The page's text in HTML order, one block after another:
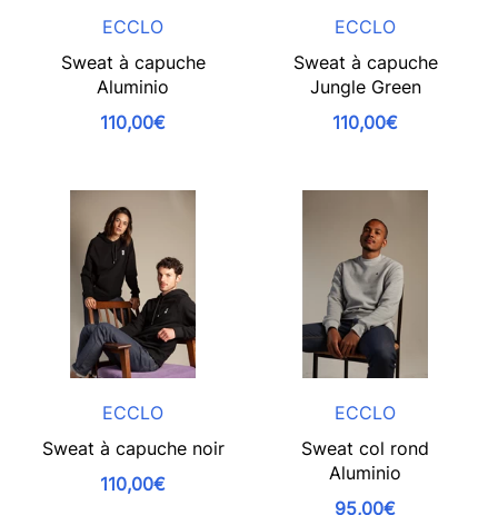
ECCLO
Sweat à capuche
Aluminio
110,00€
ECCLO
Sweat à capuche
Jungle Green
110,00€
ECCLO
Sweat à capuche noir
110,00€
ECCLO
Sweat col rond
Aluminio
95,00€